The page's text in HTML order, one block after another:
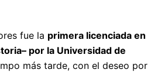
fue la primera licenciada en
por la Universidad de
más tarde, con el deseo por